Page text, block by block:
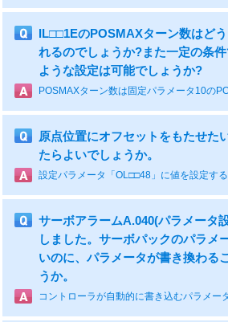
IL□□1EのPOSMAXターン数はど
れるのでしょうか?また一定の条
ような設定は可能でしょうか?
原点位置にオフセットをもたせた
たらよいでしょうか。
サーボアラームA.040(パラメータ
しました。サーボパックのパラメ
いのに、パラメータが書き換わる
うか。